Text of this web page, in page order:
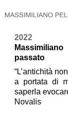
2022
passato
“L’antichità
a portata di
saperla
Novalis